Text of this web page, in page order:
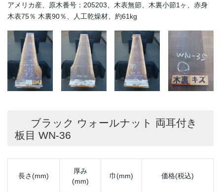
アメリカ産、原木番号：205203、木表無節、木裏小節1ヶ、赤身
木表75％ 木裏90％、人工乾燥材、約61kg
ブラック ウォールナット 両耳付き
板目 WN-36
長さ(mm)
厚み
(mm)
巾(mm) 価格(税込)